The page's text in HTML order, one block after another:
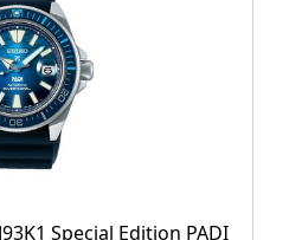
Special Edition PADI